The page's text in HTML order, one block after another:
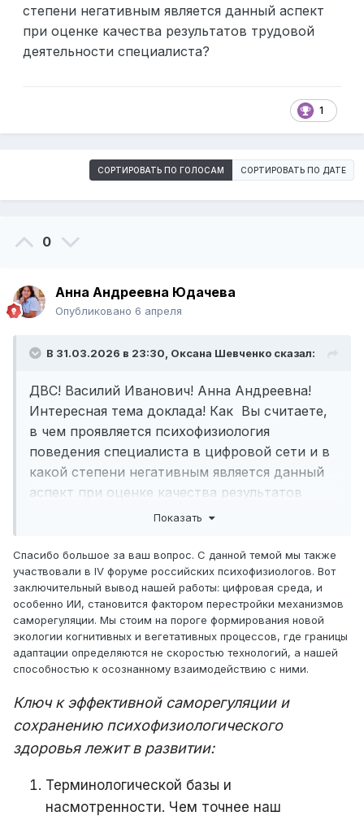
степени негативным является данный аспект
при оценке качества результатов трудовой
деятельности специалиста?
1
СОРТИРОВАТЬ ПО ГОЛОСАМ СОРТИРОВАТЬ ПО ДАТЕ
0
Анна Андреевна Юдачева
Опубликовано 6 апреля
В 31.03.2026 в 23:30, Оксана Шевченко сказал:
ДВС! Василий Иванович! Анна Андреевна!
Интересная тема доклада! Как Вы считаете,
в чем проявляется психофизиология
поведения специалиста в цифровой сети и в
какой степени негативным является данный
аспект при оценке качества результатов
трудовой деятельности специалиста?
Показать
Спасибо большое за ваш вопрос. С данной темой мы также
участвовали в IV форуме российских психофизиологов. Вот
заключительный вывод нашей работы: цифровая среда, и
особенно ИИ, становится фактором перестройки механизмов
саморегуляции. Мы стоим на пороге формирования новой
экологии когнитивных и вегетативных процессов, где границы
адаптации определяются не скоростью технологий, а нашей
способностью к осознанному взаимодействию с ними.
Ключ к эффективной саморегуляции и
сохранению психофизиологического
здоровья лежит в развитии:
Терминологической базы и
насмотренности. Чем точнее наш